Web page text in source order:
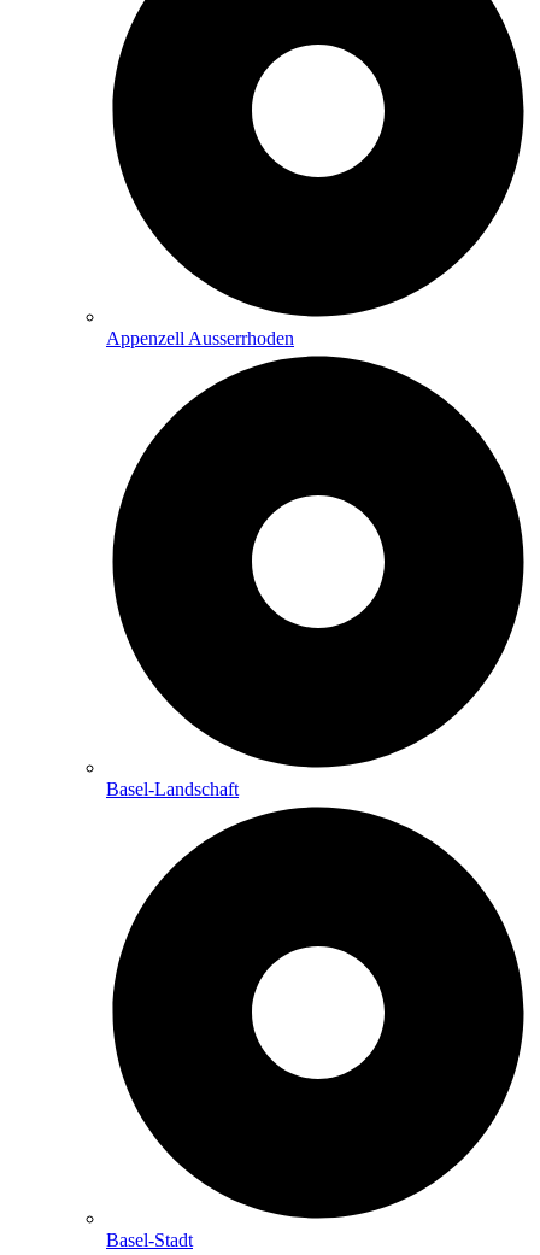
Appenzell Ausserrhoden
Basel-Landschaft
Basel-Stadt